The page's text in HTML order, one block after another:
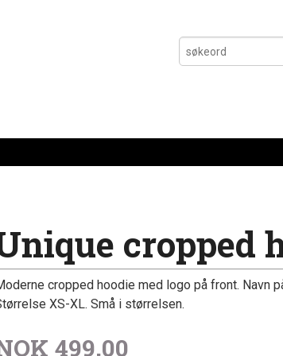
cropped
cropped hoodie med logo på front. Navn
XS-XL. Små i størrelsen.
499,00